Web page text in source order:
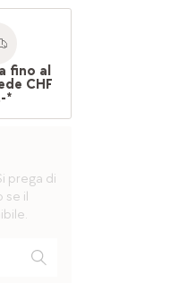
fino al
CHF
*
prega di
se il